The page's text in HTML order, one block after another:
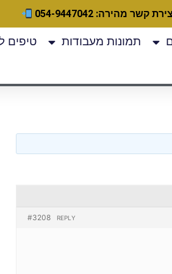
קשר מהירה: 054-9447042
תמונות מעבודות טיפים
#3208 REPLY